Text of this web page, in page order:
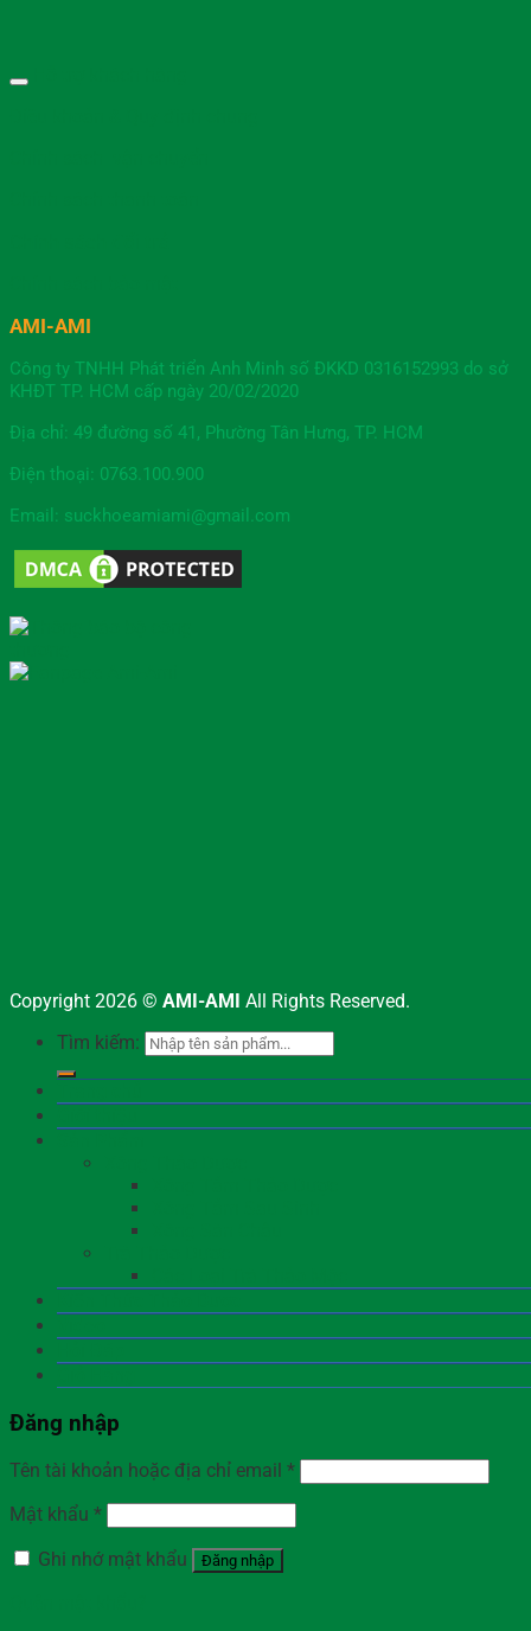
AMI-AMI
Công ty TNHH Phát triển Anh Minh số ĐKKD 0316152993 do sở
KHĐT TP. HCM cấp ngày 20/02/2020
Địa chỉ: 49 đường số 41, Phường Tân Hưng, TP. HCM
Điện thoại: 0763.100.900
Email: suckhoeamiami@gmail.com
Copyright 2026 © AMI-AMI
All Rights Reserved.
Tìm kiếm:
Đăng nhập
Tên tài khoản hoặc địa chỉ email *
Mật khẩu *
Ghi nhớ mật khẩu
Đăng nhập